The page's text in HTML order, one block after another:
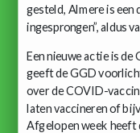
gesteld, Almere is een
ingesprongen”, aldus
Een nieuwe actie is
geeft de GGD
over de COVID-
laten vaccineren of
Afgelopen week heeft